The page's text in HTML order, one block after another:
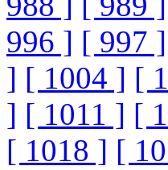
996 ] [ 997 ]
] [ 1004 ] [
] [ 1011 ] [
[ 1018 ] [